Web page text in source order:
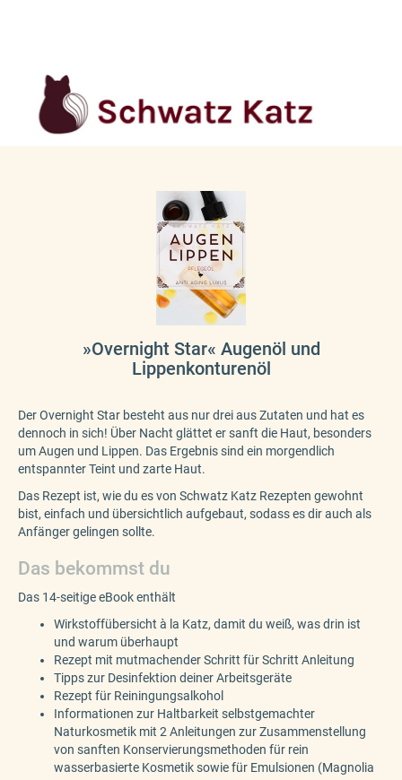
»Overnight Star« Augenöl und
Lippenkonturenöl
Der Overnight Star besteht aus nur drei aus Zutaten und hat es
dennoch in sich! Über Nacht glättet er sanft die Haut, besonders
um Augen und Lippen. Das Ergebnis sind ein morgendlich
entspannter Teint und zarte Haut.
Das Rezept ist, wie du es von Schwatz Katz Rezepten gewohnt
bist, einfach und übersichtlich aufgebaut, sodass es dir auch als
Anfänger gelingen sollte.
Das bekommst du
Das 14-seitige eBook enthält
Wirkstoffübersicht à la Katz, damit du weiß, was drin ist
und warum überhaupt
Rezept mit mutmachender Schritt für Schritt Anleitung
Tipps zur Desinfektion deiner Arbeitsgeräte
Rezept für Reiningungsalkohol
Informationen zur Haltbarkeit selbstgemachter
Naturkosmetik mit 2 Anleitungen zur Zusammenstellung
von sanften Konservierungsmethoden für rein
wasserbasierte Kosmetik sowie für Emulsionen (Magnolia